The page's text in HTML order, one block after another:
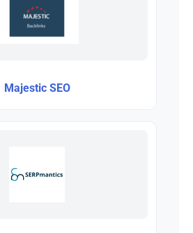
Majestic SEO